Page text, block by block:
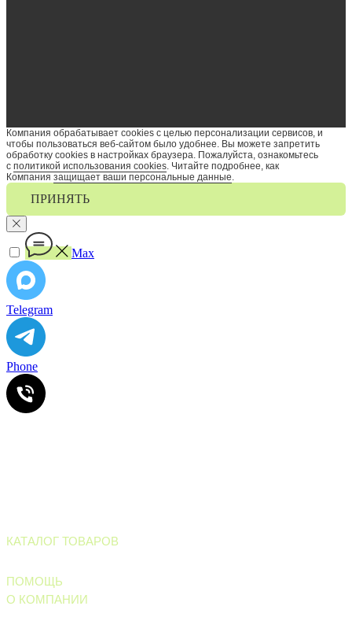
КАТАЛОГ ТОВАРОВ
ПОМОЩЬ
О КОМПАНИИ
Компания обрабатывает cookies с целью персонализации сервисов, и
чтобы пользоваться веб-сайтом было удобнее. Вы можете запретить
обработку сookies в настройках браузера. Пожалуйста, ознакомьтесь
с политикой использования cookies. Читайте подробнее, как
Компания защищает ваши персональные данные.
ПРИНЯТЬ
Max
Telegram
Phone